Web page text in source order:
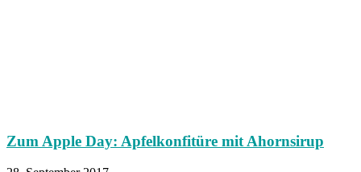
Zum Apple Day: Apfelkonfitüre mit Ahornsirup